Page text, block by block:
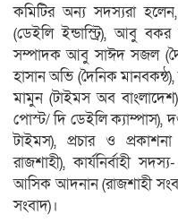
কমিটির অন্য সদস্যরা
(ডেইলি ইন্ডাস্ট্রি), আবু
সম্পাদক আবু সাঈদ সজল
হাসান অভি (দৈনিক
মামুন (টাইমস অব
পোস্ট/ দি ডেইলি ক্যাম্পাস),
টাইমস), প্রচার ও
রাজশাহী), কার্যনির্বাহী
আসিক আদনান (রাজশাহী
সংবাদ)।